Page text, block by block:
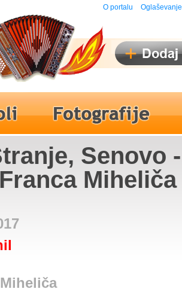
O portalu Oglaševanje
Senovo -
Miheliča